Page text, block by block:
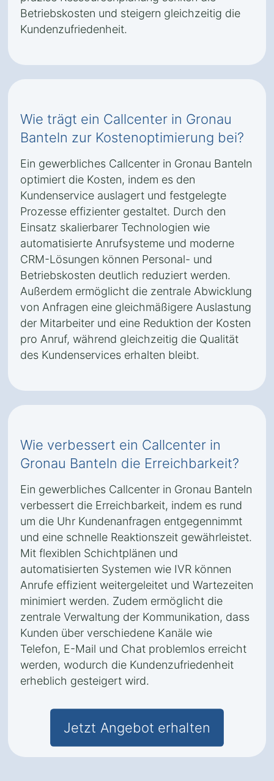
Betriebskosten und steigern gleichzeitig die
Kundenzufriedenheit.
Wie trägt ein Callcenter in Gronau
Banteln zur Kostenoptimierung bei?
Ein gewerbliches Callcenter in Gronau Banteln
optimiert die Kosten, indem es den
Kundenservice auslagert und festgelegte
Prozesse effizienter gestaltet. Durch den
Einsatz skalierbarer Technologien wie
automatisierte Anrufsysteme und moderne
CRM-Lösungen können Personal- und
Betriebskosten deutlich reduziert werden.
Außerdem ermöglicht die zentrale Abwicklung
von Anfragen eine gleichmäßigere Auslastung
der Mitarbeiter und eine Reduktion der Kosten
pro Anruf, während gleichzeitig die Qualität
des Kundenservices erhalten bleibt.
Wie verbessert ein Callcenter in
Gronau Banteln die Erreichbarkeit?
Ein gewerbliches Callcenter in Gronau Banteln
verbessert die Erreichbarkeit, indem es rund
um die Uhr Kundenanfragen entgegennimmt
und eine schnelle Reaktionszeit gewährleistet.
Mit flexiblen Schichtplänen und
automatisierten Systemen wie IVR können
Anrufe effizient weitergeleitet und Wartezeiten
minimiert werden. Zudem ermöglicht die
zentrale Verwaltung der Kommunikation, dass
Kunden über verschiedene Kanäle wie
Telefon, E-Mail und Chat problemlos erreicht
werden, wodurch die Kundenzufriedenheit
erheblich gesteigert wird.
Jetzt Angebot erhalten